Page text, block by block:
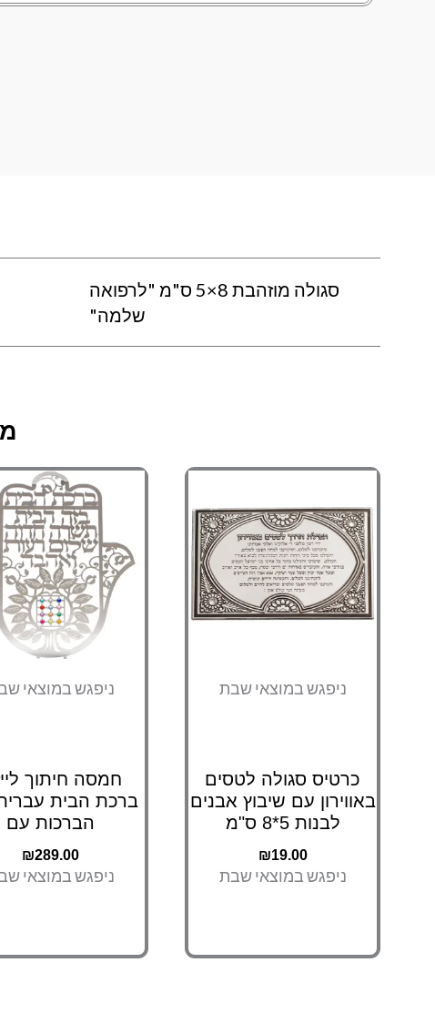
סגולה מוזהבת 8×5 ס"מ "לרפואה
שלמה"
ניפגש במוצאי שבת
כרטיס סגולה לטסים
באווירון עם שיבוץ אבנים
לבנות 5*8 ס"מ
₪19.00
ניפגש במוצאי שבת
ניפגש במוצאי
חמסה חיתוך
ברכת הבית
הברכות עם
₪289.00
ניפגש במוצאי